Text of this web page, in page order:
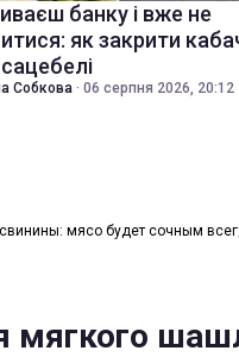
банку і вже не
як закрити
сацебелі
Собкова · 06 серпня 2026, 20:12
мясо будет сочным
мягкого